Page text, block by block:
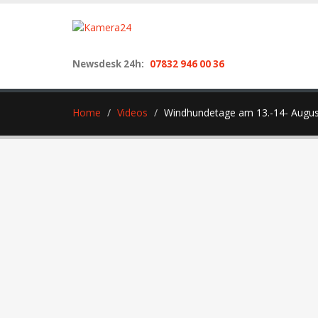
Newsdesk 24h: 07832 946 00 36
Home Videos Windhundetage am 13.-14-